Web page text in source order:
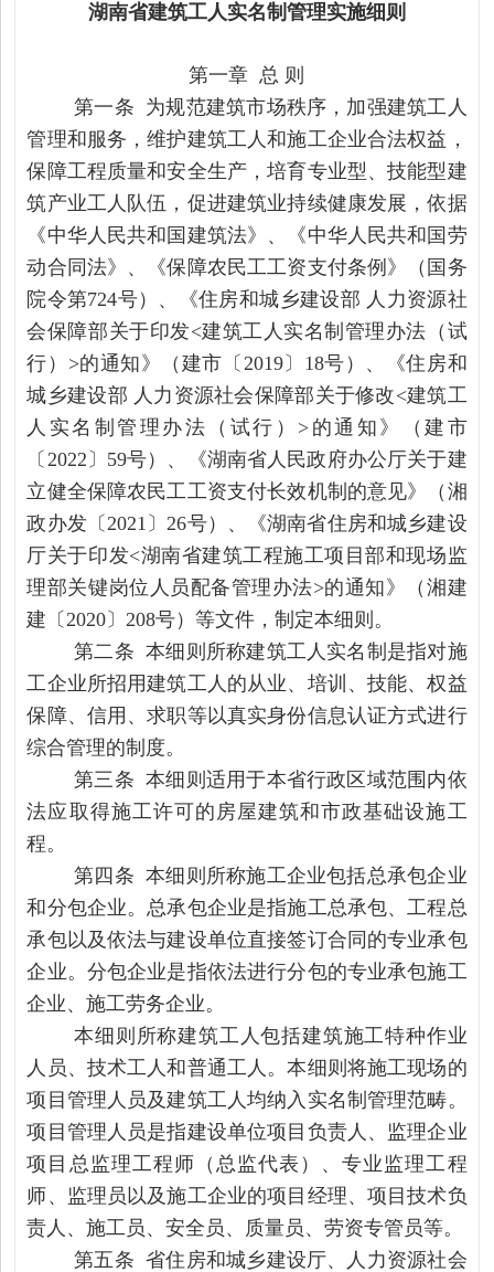
湖南省建筑工人实名制管理实施细则
第一章 总 则
第一条 为规范建筑市场秩序，加强建筑工人
管理和服务，维护建筑工人和施工企业合法权益，
保障工程质量和安全生产，培育专业型、技能型建
筑产业工人队伍，促进建筑业持续健康发展，依据
《中华人民共和国建筑法》、《中华人民共和国劳
动合同法》、《保障农民工工资支付条例》（国务
院令第724号）、《住房和城乡建设部 人力资源社
会保障部关于印发<建筑工人实名制管理办法（试
行）>的通知》（建市〔2019〕18号）、《住房和
城乡建设部 人力资源社会保障部关于修改<建筑工
人实名制管理办法（试行）>的通知》（建市
〔2022〕59号）、《湖南省人民政府办公厅关于建
立健全保障农民工工资支付长效机制的意见》（湘
政办发〔2021〕26号）、《湖南省住房和城乡建设
厅关于印发<湖南省建筑工程施工项目部和现场监
理部关键岗位人员配备管理办法>的通知》（湘建
建〔2020〕208号）等文件，制定本细则。
第二条 本细则所称建筑工人实名制是指对施
工企业所招用建筑工人的从业、培训、技能、权益
保障、信用、求职等以真实身份信息认证方式进行
综合管理的制度。
第三条 本细则适用于本省行政区域范围内依
法应取得施工许可的房屋建筑和市政基础设施工
程。
第四条 本细则所称施工企业包括总承包企业
和分包企业。总承包企业是指施工总承包、工程总
承包以及依法与建设单位直接签订合同的专业承包
企业。分包企业是指依法进行分包的专业承包施工
企业、施工劳务企业。
本细则所称建筑工人包括建筑施工特种作业
人员、技术工人和普通工人。本细则将施工现场的
项目管理人员及建筑工人均纳入实名制管理范畴。
项目管理人员是指建设单位项目负责人、监理企业
项目总监理工程师（总监代表）、专业监理工程
师、监理员以及施工企业的项目经理、项目技术负
责人、施工员、安全员、质量员、劳资专管员等。
第五条 省住房和城乡建设厅、人力资源社会